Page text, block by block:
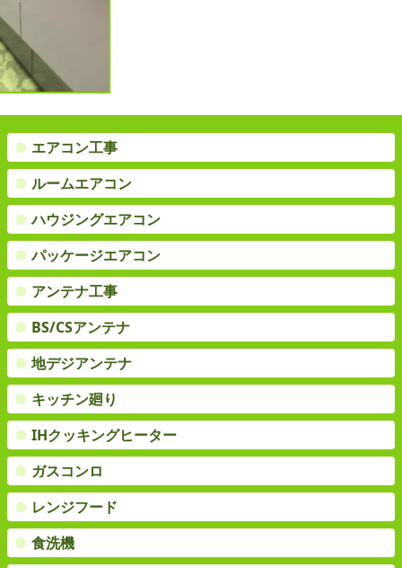
● エアコン工事
● ルームエアコン
●ハウジングエアコン
●パッケージエアコン
● アンテナ工事
● BS/CSアンテナ
● 地デジアンテナ
● キッチン廻り
● IHクッキングヒーター
● ガスコンロ
● レンジフード
● 食洗機